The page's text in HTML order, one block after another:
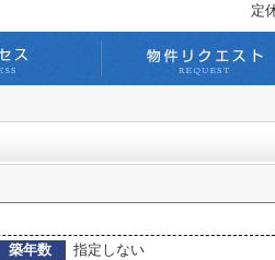
定
築年数
指定しない